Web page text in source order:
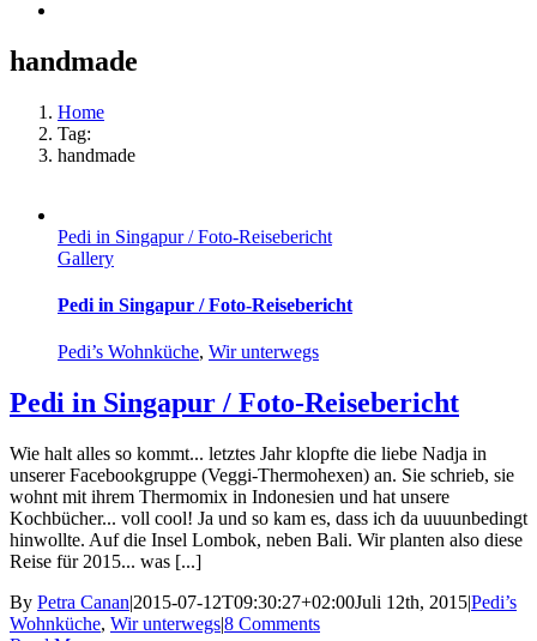
handmade
Home
Tag:
handmade
Pedi in Singapur / Foto-Reisebericht
Gallery
Pedi in Singapur / Foto-Reisebericht
Pedi’s Wohnküche, Wir unterwegs
Pedi in Singapur / Foto-Reisebericht
Wie halt alles so kommt... letztes Jahr klopfte die liebe Nadja in
unserer Facebookgruppe (Veggi-Thermohexen) an. Sie schrieb, sie
wohnt mit ihrem Thermomix in Indonesien und hat unsere
Kochbücher... voll cool! Ja und so kam es, dass ich da uuuunbedingt
hinwollte. Auf die Insel Lombok, neben Bali. Wir planten also diese
Reise für 2015... was [...]
By Petra Canan|2015-07-12T09:30:27+02:00Juli 12th, 2015|Pedi’s
Wohnküche, Wir unterwegs|8 Comments